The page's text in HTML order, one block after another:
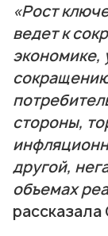
«Рост
ведет к
экономике,
стороны,
другой,
объемах
рассказала